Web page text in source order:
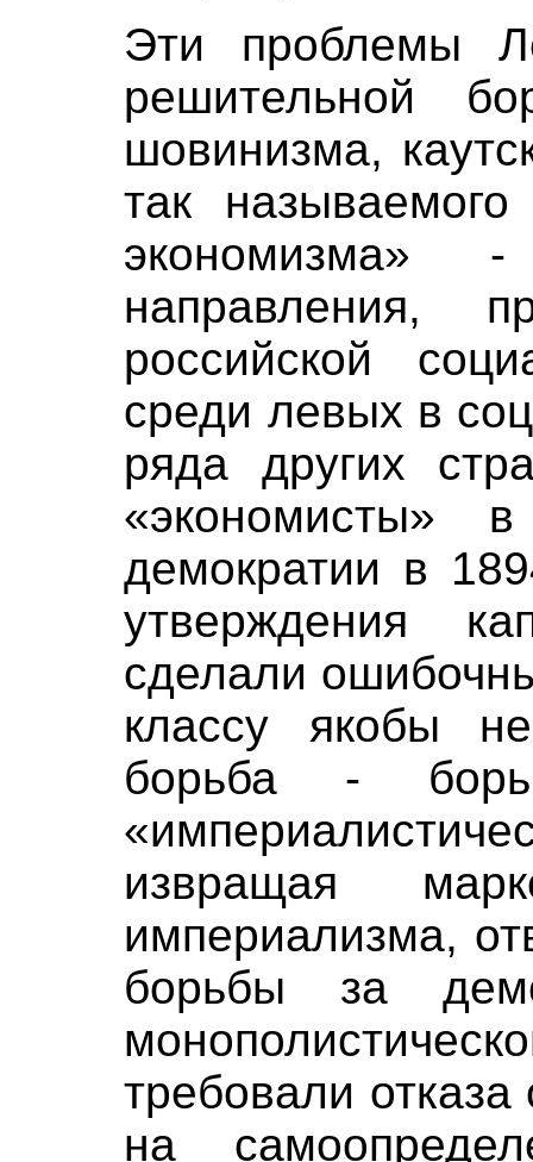
Эти проблемы
решительной
шовинизма,
так называемого
экономизма» -
направления,
российской
среди левых в
ряда других
«экономисты»
демократии в
утверждения
сделали
классу якобы
борьба -
извращая
империализма,
борьбы за
требовали отказа
на